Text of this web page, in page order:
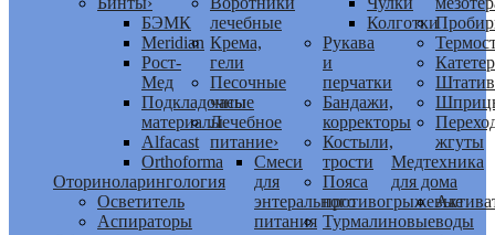
БЭМК
Meridian
Рост-
Мед
Подкладочные
материалы
Alfacast
Orthoforma
Оториноларингология
Осветитель
Аспираторы
лечебные
Крема,
гели
Песочные
часы
Лечебное
питание›
Смеси
для
энтерального
питания
Колготки
Рукава
и
перчатки
Бандажи,
корректоры
Костыли,
трости
Пояса
противогрыжевые
Турмалиновые
жгуты
Медтехника
для дома
воды